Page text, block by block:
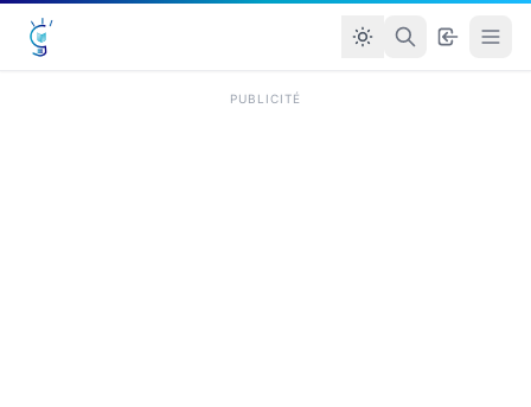
PUBLICITÉ